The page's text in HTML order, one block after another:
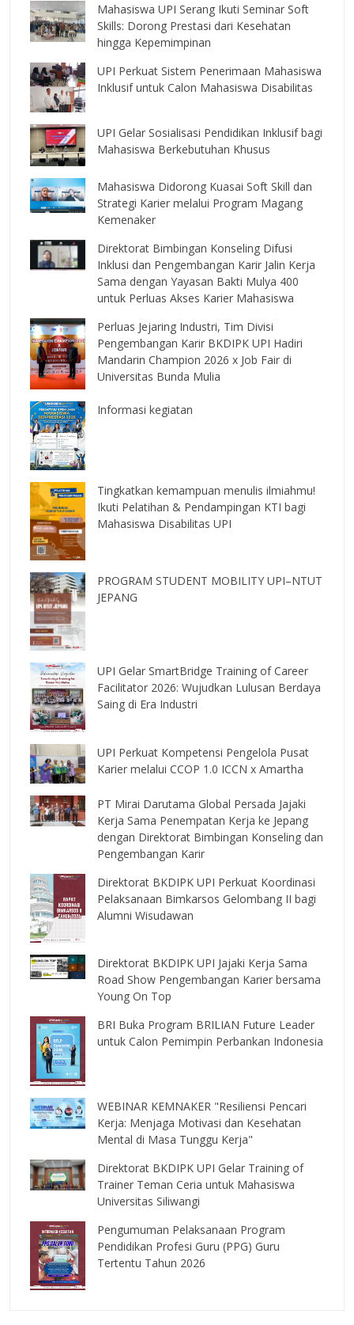
Mahasiswa UPI Serang Ikuti Seminar Soft
Skills: Dorong Prestasi dari Kesehatan
hingga Kepemimpinan
UPI Perkuat Sistem Penerimaan Mahasiswa
Inklusif untuk Calon Mahasiswa Disabilitas
UPI Gelar Sosialisasi Pendidikan Inklusif bagi
Mahasiswa Berkebutuhan Khusus
Mahasiswa Didorong Kuasai Soft Skill dan
Strategi Karier melalui Program Magang
Kemenaker
Direktorat Bimbingan Konseling Difusi
Inklusi dan Pengembangan Karir Jalin Kerja
Sama dengan Yayasan Bakti Mulya 400
untuk Perluas Akses Karier Mahasiswa
Perluas Jejaring Industri, Tim Divisi
Pengembangan Karir BKDIPK UPI Hadiri
Mandarin Champion 2026 x Job Fair di
Universitas Bunda Mulia
Informasi kegiatan
Tingkatkan kemampuan menulis ilmiahmu!
Ikuti Pelatihan & Pendampingan KTI bagi
Mahasiswa Disabilitas UPI
PROGRAM STUDENT MOBILITY UPI–NTUT
JEPANG
UPI Gelar SmartBridge Training of Career
Facilitator 2026: Wujudkan Lulusan Berdaya
Saing di Era Industri
UPI Perkuat Kompetensi Pengelola Pusat
Karier melalui CCOP 1.0 ICCN x Amartha
PT Mirai Darutama Global Persada Jajaki
Kerja Sama Penempatan Kerja ke Jepang
dengan Direktorat Bimbingan Konseling dan
Pengembangan Karir
Direktorat BKDIPK UPI Perkuat Koordinasi
Pelaksanaan Bimkarsos Gelombang II bagi
Alumni Wisudawan
Direktorat BKDIPK UPI Jajaki Kerja Sama
Road Show Pengembangan Karier bersama
Young On Top
BRI Buka Program BRILIAN Future Leader
untuk Calon Pemimpin Perbankan Indonesia
WEBINAR KEMNAKER "Resiliensi Pencari
Kerja: Menjaga Motivasi dan Kesehatan
Mental di Masa Tunggu Kerja"
Direktorat BKDIPK UPI Gelar Training of
Trainer Teman Ceria untuk Mahasiswa
Universitas Siliwangi
Pengumuman Pelaksanaan Program
Pendidikan Profesi Guru (PPG) Guru
Tertentu Tahun 2026